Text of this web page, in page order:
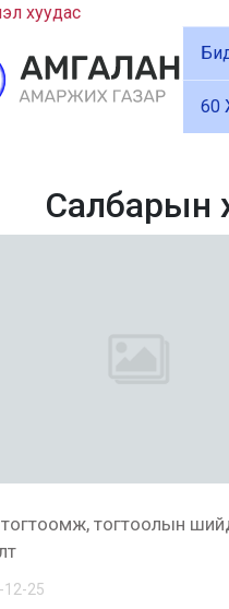
хуудас
60
Салбарын
тогтоолын
12-25